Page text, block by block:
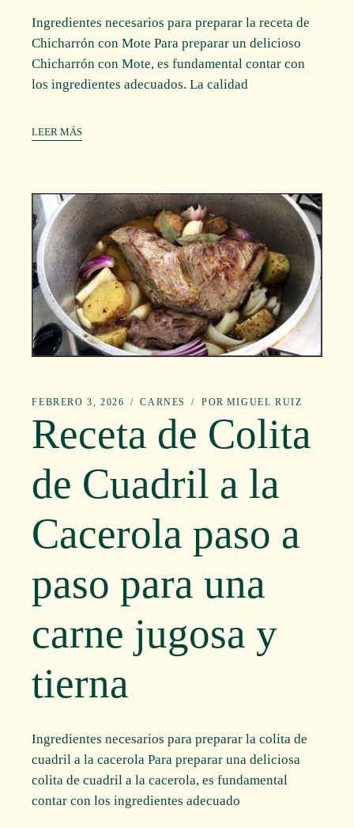
Ingredientes necesarios para preparar la receta de
Chicharrón con Mote Para preparar un delicioso
Chicharrón con Mote, es fundamental contar con
los ingredientes adecuados. La calidad
LEER MÁS
FEBRERO 3, 2026 CARNES POR MIGUEL RUIZ
Receta de Colita
de Cuadril a la
Cacerola paso a
paso para una
carne jugosa y
tierna
Ingredientes necesarios para preparar la colita de
cuadril a la cacerola Para preparar una deliciosa
colita de cuadril a la cacerola, es fundamental
contar con los ingredientes adecuado